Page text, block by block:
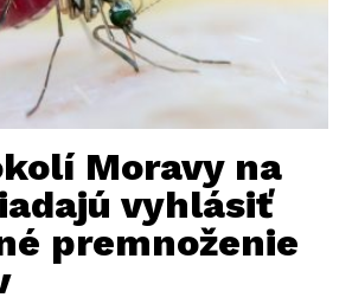
Moravy na
vyhlásiť
premnoženie